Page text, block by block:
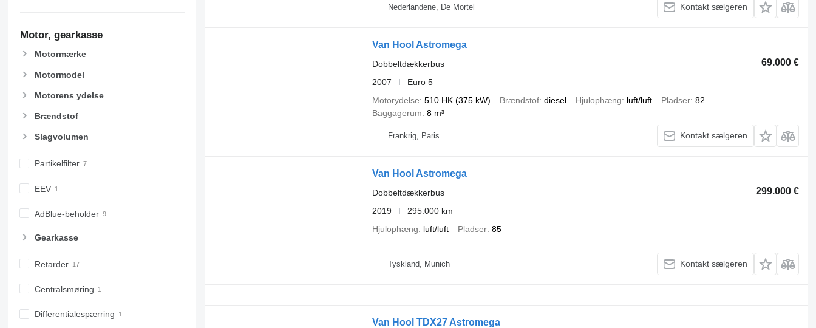
Motor, gearkasse
Motormærke
Motormodel
Motorens ydelse
Brændstof
Slagvolumen
Partikelfilter
EEV
AdBlue-beholder
Gearkasse
Retarder
Centralsmøring
Differentialespærring
Nederlandene, De Mortel Kontakt sælgeren
Van Hool Astromega
69.000 €
Dobbeltdækkerbus
2007
Euro 5
Motorydelse 510 HK (375 kW) Brændstof diesel Hjulophæng luft/luft Pladser 82
Baggagerum 8 m³
Frankrig, Paris Kontakt sælgeren
Van Hool Astromega
299.000 €
Dobbeltdækkerbus
2019
295.000 km
Hjulophæng
luft/luft Pladser 85
Tyskland, Munich Kontakt sælgeren
Van Hool TDX27 Astromega